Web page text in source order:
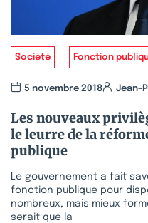
Société Fonction
5 novembre 2018 Jean-
Les nouveaux
le leurre de la
publique
Le gouvernement a fait
fonction publique pour
nombreux, mais mieux
serait que la